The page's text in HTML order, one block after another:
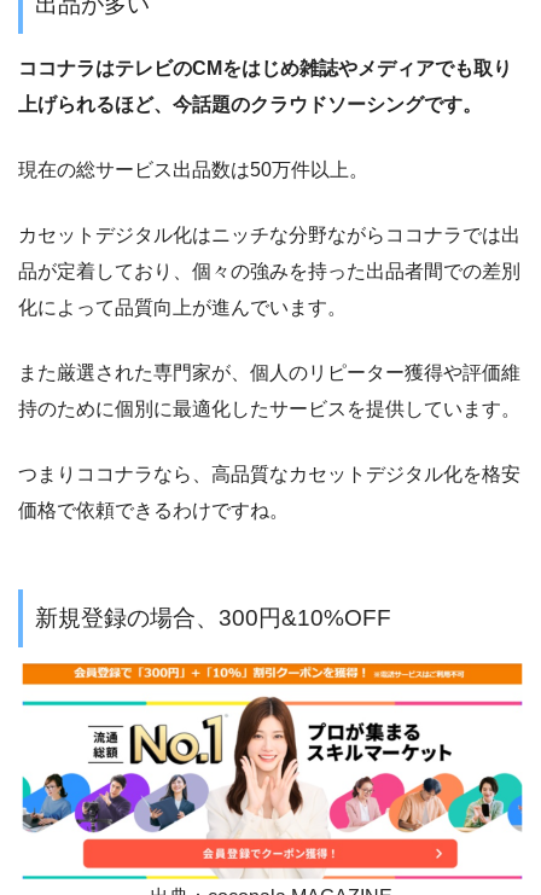
ココナラはテレビのCMをはじめ雑誌やメディアでも取り
上げられるほど、今話題のクラウドソーシングです。
現在の総サービス出品数は50万件以上。
カセットデジタル化はニッチな分野ながらココナラでは出
品が定着しており、個々の強みを持った出品者間での差別
化によって品質向上が進んでいます。
また厳選された専門家が、個人のリピーター獲得や評価維
持のために個別に最適化したサービスを提供しています。
つまりココナラなら、高品質なカセットデジタル化を格安
価格で依頼できるわけですね。
新規登録の場合、300円&10%OFF